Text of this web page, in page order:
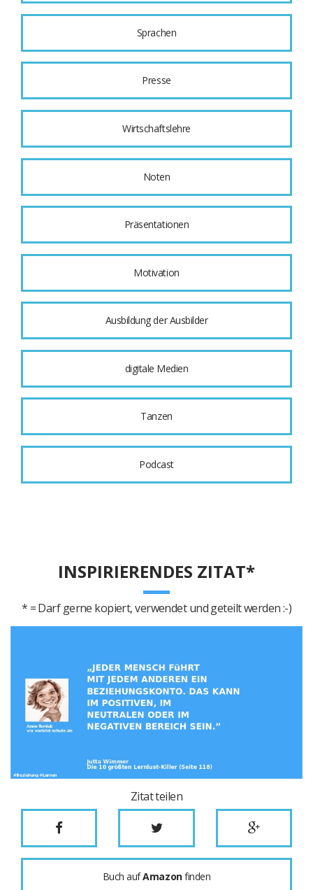
Sprachen
Presse
Wirtschaftslehre
Noten
Präsentationen
Motivation
Ausbildung der Ausbilder
digitale Medien
Tanzen
Podcast
INSPIRIERENDES ZITAT*
* = Darf gerne kopiert, verwendet und geteilt werden :-)
Zitat teilen
Buch aufAmazonfinden